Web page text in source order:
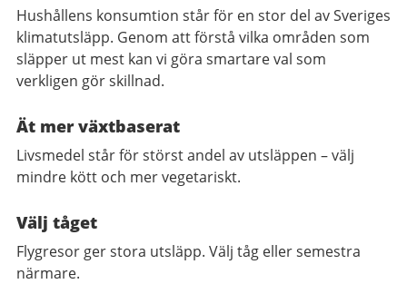
Hushållens konsumtion står för en stor del av Sveriges
klimatutsläpp. Genom att förstå vilka områden som
släpper ut mest kan vi göra smartare val som
verkligen gör skillnad.
Ät mer växtbaserat
Livsmedel står för störst andel av utsläppen – välj
mindre kött och mer vegetariskt.
Välj tåget
Flygresor ger stora utsläpp. Välj tåg eller semestra
närmare.